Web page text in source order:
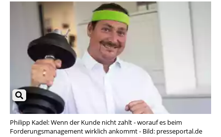
Philipp Kadel: Wenn der Kunde nicht zahlt - worauf es beim
Forderungsmanagement wirklich ankommt - Bild: presseportal.de